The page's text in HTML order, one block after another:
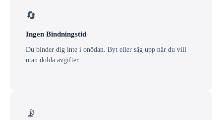
🔄
Ingen Bindningstid
Du binder dig inte i onödan. Byt eller säg upp när du vill
utan dolda avgifter.
📡